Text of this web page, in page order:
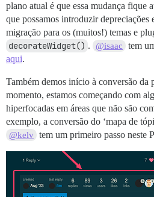
plano atual é que essa mudança fique
que possamos introduzir depreciações
migração para os (muitos!) temas e
decorateWidget() . @isaac
tem
aqui.
Também demos início à conversão da
momento, estamos começando com
hiperfocadas em áreas que não são
exemplo, a conversão do ‘mapa de
@kelv tem um primeiro passo neste